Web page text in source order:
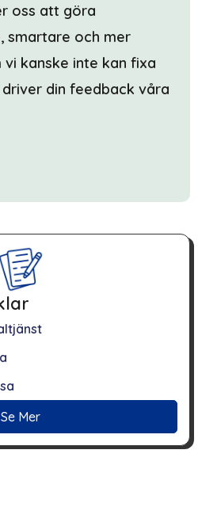
oss att göra
smartare och mer
kanske inte kan fixa
din feedback våra
Se Mer